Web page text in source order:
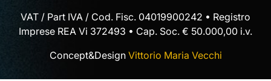
VAT / Part IVA / Cod. Fisc. 04019900242 • Registro
Imprese REA Vi 372493 • Cap. Soc. € 50.000,00 i.v.
Concept&Design Vittorio Maria Vecchi